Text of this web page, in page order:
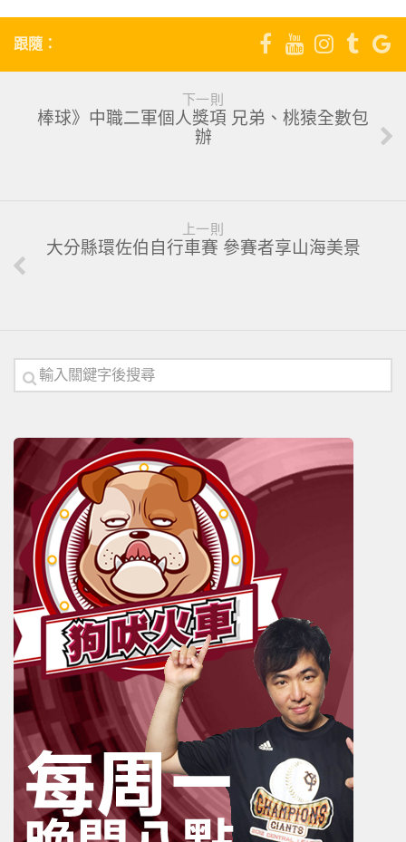
跟隨：
下一則
棒球》中職二軍個人獎項 兄弟、桃猿全數包
辦
上一則
大分縣環佐伯自行車賽 參賽者享山海美景